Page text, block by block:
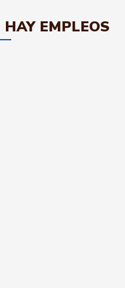
HAY EMPLEOS